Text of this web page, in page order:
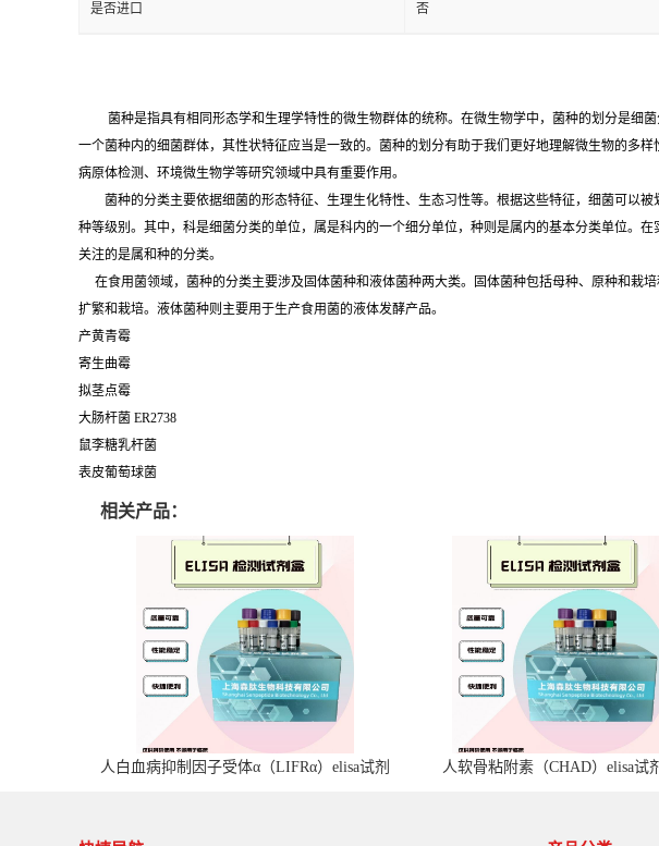
是否进口 否
菌种是指具有相同形态学和生理学特性的微生物群体的统称。在微生物学中，菌种的划分是细菌
一个菌种内的细菌群体，其性状特征应当是一致的。菌种的划分有助于我们更好地理解微生物的多样
病原体检测、环境微生物学等研究领域中具有重要作用。
菌种的分类主要依据细菌的形态特征、生理生化特性、生态习性等。根据这些特征，细菌可以被
种等级别。其中，科是细菌分类的单位，属是科内的一个细分单位，种则是属内的基本分类单位。在
关注的是属和种的分类。
在食用菌领域，菌种的分类主要涉及固体菌种和液体菌种两大类。固体菌种包括母种、原种和栽培
扩繁和栽培。液体菌种则主要用于生产食用菌的液体发酵产品。
产黄青霉
寄生曲霉
拟茎点霉
大肠杆菌 ER2738
鼠李糖乳杆菌
表皮葡萄球菌
相关产品：
人白血病抑制因子受体α（LIFRα）elisa试剂
人软骨粘附素（CHAD）elisa试